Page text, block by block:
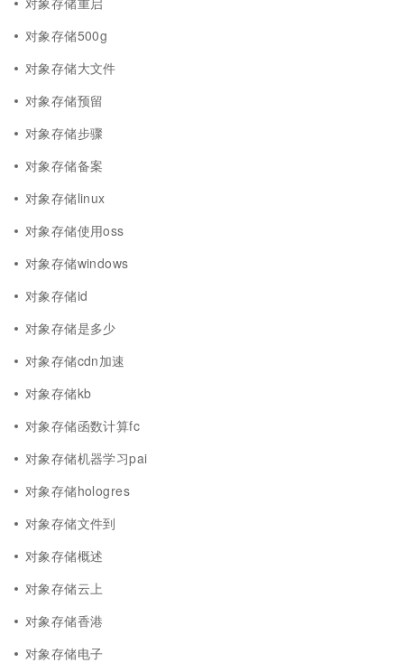
对象存储500g
对象存储大文件
对象存储预留
对象存储步骤
对象存储备案
对象存储linux
对象存储使用oss
对象存储windows
对象存储id
对象存储是多少
对象存储cdn加速
对象存储kb
对象存储函数计算fc
对象存储机器学习pai
对象存储hologres
对象存储文件到
对象存储概述
对象存储云上
对象存储香港
对象存储电子